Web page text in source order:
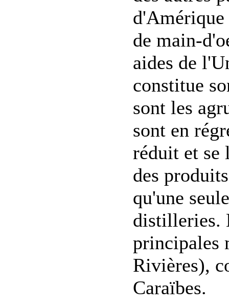
de main-
aides de
constitue
sont les
sont en
réduit et se
des
qu'une
distilleries.
principales
Rivières),
Caraïbes.